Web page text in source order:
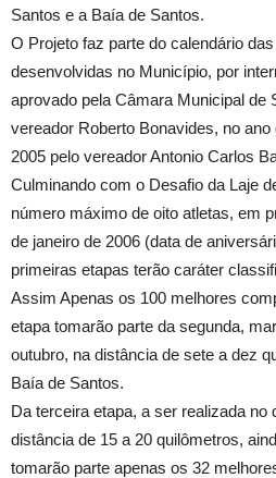
Santos e a Baía de Santos.
O Projeto faz parte do calendário
desenvolvidas no Município, por
aprovado pela Câmara Municipal de
vereador Roberto Bonavides, no
2005 pelo vereador Antonio Carlos
Culminando com o Desafio da Laje
número máximo de oito atletas, em
de janeiro de 2006 (data de
primeiras etapas terão caráter
Assim Apenas os 100 melhores
etapa tomarão parte da segunda,
outubro, na distância de sete a dez
Baía de Santos.
Da terceira etapa, a ser realizada no
distância de 15 a 20 quilômetros,
tomarão parte apenas os 32